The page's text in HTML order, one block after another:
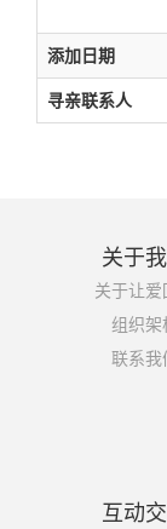
添加日期
寻亲联系人
关于我
关于让爱
组织架
联系我
互动